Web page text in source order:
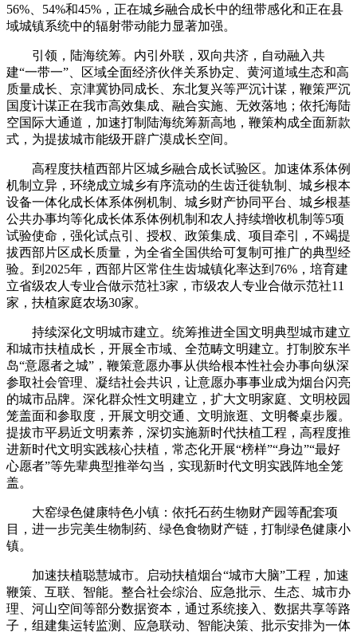
56%、54%和45%，正在城乡融合成长中的纽带感化和正在县
域城镇系统中的辐射带动能力显著加强。
引领，陆海统筹。内引外联，双向共济，自动融入共
建“一带一”、区域全面经济伙伴关系协定、黄河道域生态和高
质量成长、京津冀协同成长、东北复兴等严沉计谋，鞭策严沉
国度计谋正在我市高效集成、融合实施、无效落地；依托海陆
空国际大通道，加速打制陆海统筹新高地，鞭策构成全面新款
式，为提拔城市能级开辟广漠成长空间。
高程度扶植西部片区城乡融合成长试验区。加速体系体例
机制立异，环绕成立城乡有序流动的生齿迁徙轨制、城乡根本
设备一体化成长体系体例机制、城乡财产协同平台、城乡根基
公共办事均等化成长体系体例机制和农人持续增收机制等5项
试验使命，强化试点引、授权、政策集成、项目牵引，不竭提
拔西部片区成长质量，为全省全国供给可复制可推广的典型经
验。到2025年，西部片区常住生齿城镇化率达到76%，培育建
立省级农人专业合做示范社3家，市级农人专业合做示范社11
家，扶植家庭农场30家。
持续深化文明城市建立。统筹推进全国文明典型城市建立
和城市扶植成长，开展全市域、全范畴文明建立。打制胶东半
岛“意愿者之城”，鞭策意愿办事从供给根本性社会办事向纵深
参取社会管理、凝结社会共识，让意愿办事事业成为烟台闪亮
的城市品牌。深化群众性文明建立，扩大文明家庭、文明校园
笼盖面和参取度，开展文明交通、文明旅逛、文明餐桌步履。
提拔市平易近文明素养，深切实施新时代扶植工程，高程度推
进新时代文明实践核心扶植，常态化开展“榜样”“身边”“最好
心愿者”等先辈典型推举勾当，实现新时代文明实践阵地全笼
盖。
大窑绿色健康特色小镇：依托石药生物财产园等配套项
目，进一步完美生物制药、绿色食物财产链，打制绿色健康小
镇。
加速扶植聪慧城市。启动扶植烟台“城市大脑”工程，加速
鞭策、互联、智能。整合社会综治、应急批示、生态、城市办
理、河山空间等部分数据资本，通过系统接入、数据共享等路
子，组建集运转监测、应急联动、智能决策、批示安排为一体